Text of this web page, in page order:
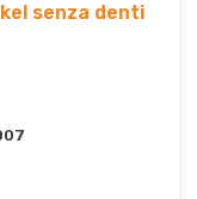
senza denti